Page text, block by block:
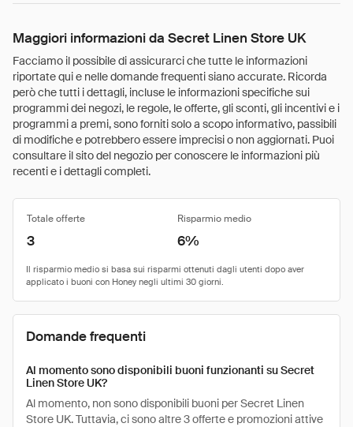
Maggiori informazioni da Secret Linen Store UK
Facciamo il possibile di assicurarci che tutte le informazioni
riportate qui e nelle domande frequenti siano accurate. Ricorda
però che tutti i dettagli, incluse le informazioni specifiche sui
programmi dei negozi, le regole, le offerte, gli sconti, gli incentivi e i
programmi a premi, sono forniti solo a scopo informativo, passibili
di modifiche e potrebbero essere imprecisi o non aggiornati. Puoi
consultare il sito del negozio per conoscere le informazioni più
recenti e i dettagli completi.
Totale offerte Risparmio medio
3 6%
Domande frequenti
Al momento sono disponibili buoni funzionanti su Secret
Linen Store UK?
Al momento, non sono disponibili buoni per Secret Linen
Store UK. Tuttavia, ci sono altre 3 offerte e promozioni attive